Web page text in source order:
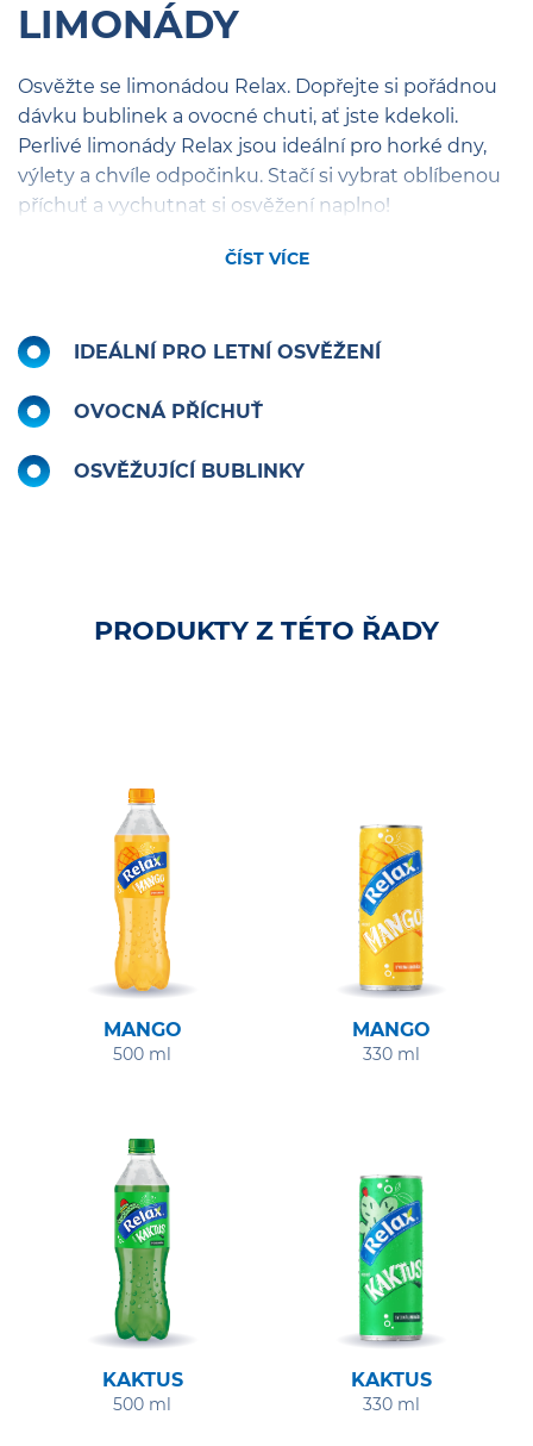
LIMONÁDY
Osvěžte se limonádou Relax. Dopřejte si pořádnou
dávku bublinek a ovocné chuti, ať jste kdekoli.
Perlivé limonády Relax jsou ideální pro horké dny,
výlety a chvíle odpočinku. Stačí si vybrat oblíbenou
příchuť a vychutnat si osvěžení naplno!
ČÍST VÍCE
IDEÁLNÍ PRO LETNÍ OSVĚŽENÍ
OVOCNÁ PŘÍCHUŤ
OSVĚŽUJÍCÍ BUBLINKY
PRODUKTY Z TÉTO ŘADY
MANGO
500 ml
MANGO
330 ml
KAKTUS
500 ml
KAKTUS
330 ml